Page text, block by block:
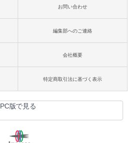
お問い合わせ
編集部へのご連絡
会社概要
特定商取引法に基づく表示
PC版で見る